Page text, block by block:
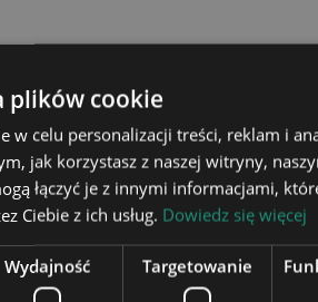
upodobań, charakteru
bliskiej osobie. Z pewnością
14x17,5cm
4 cm
plików cookie
w celu personalizacji treści, reklam i
jak korzystasz z naszej witryny,
łączyć je z innymi informacjami,
Ciebie z ich usług. Dowiedz się więcej
Wydajność Targetowanie